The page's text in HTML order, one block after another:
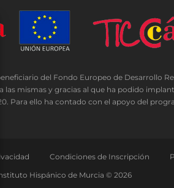
del Fondo Europeo de Desarrollo
mismas y gracias al que ha podido
Para ello ha contado con el apoyo del
Condiciones de Inscripción
Hispánico de Murcia © 2026